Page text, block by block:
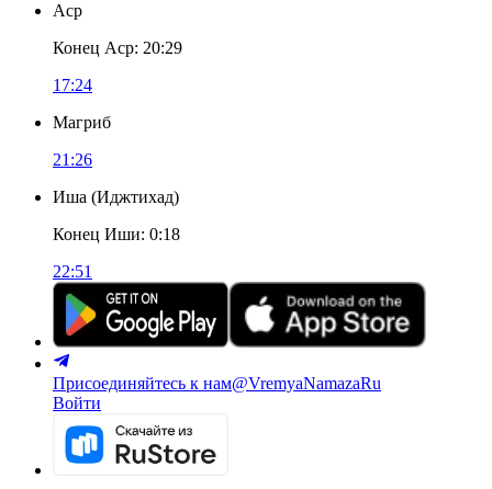
Аср
Конец Аср: 20:29
17:24
Магриб
21:26
Иша (Иджтихад)
Конец Иши: 0:18
22:51
Присоединяйтесь к нам@VremyaNamazaRu
Войти